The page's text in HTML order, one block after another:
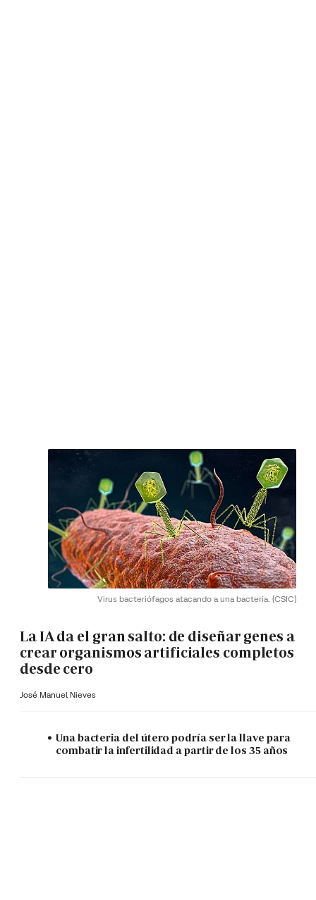
Virus bacteriófagos atacando a una bacteria. (CSIC)
La IA da el gran salto: de diseñar genes a
crear organismos artificiales completos
desde cero
José Manuel Nieves
Una bacteria del útero podría ser la llave para
combatir la infertilidad a partir de los 35 años